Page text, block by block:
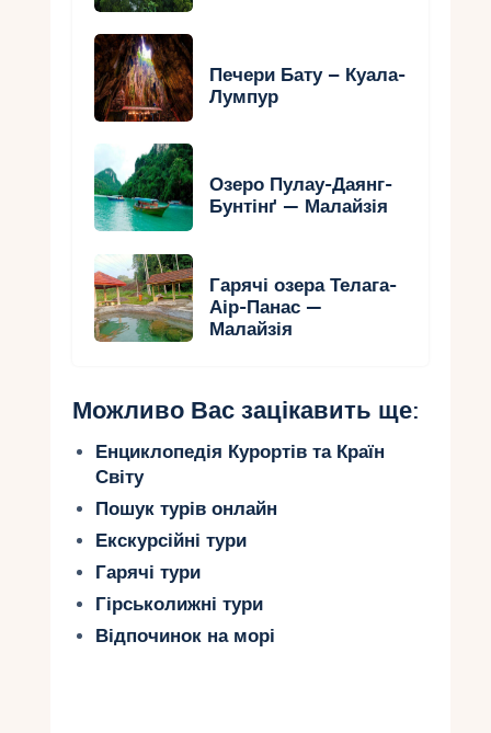
Печери Бату – Куала-
Лумпур
Озеро Пулау-Даянг-
Бунтінґ — Малайзія
Гарячі озера Телага-
Аір-Панас —
Малайзія
Можливо Вас зацікавить ще:
Енциклопедія Курортів та Країн
Світу
Пошук турів онлайн
Екскурсійні тури
Гарячі тури
Гірськолижні тури
Відпочинок на морі